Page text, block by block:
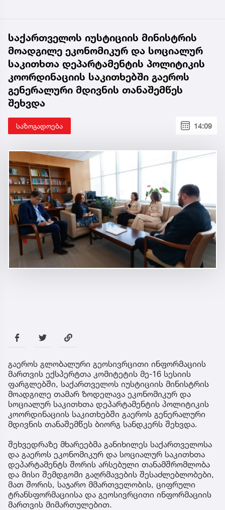
საქართველოს იუსტიციის მინისტრის
მოადგილე ეკონომიკურ და სოციალურ
საკითხთა დეპარტამენტის პოლიტიკის
კოორდინაციის საკითხებში გაეროს
გენერალური მდივნის თანაშემწეს
შეხვდა
საზოგადოება 14:09
გაეროს გლობალური გეოსივრცითი ინფორმაციის
მართვის ექსპერტთა კომიტეტის მე-16 სესიის
ფარგლებში, საქართველოს იუსტიციის მინისტრის
მოადგილე თამარ ზოდელავა ეკონომიკურ და
სოციალურ საკითხთა დეპარტამენტის პოლიტიკის
კოორდინაციის საკითხებში გაეროს გენერალური
მდივნის თანაშემწეს ბიორგ სანდკერს შეხვდა.
შეხვედრაზე მხარეებმა განიხილეს საქართველოსა
და გაეროს ეკონომიკურ და სოციალურ საკითხთა
დეპარტამენტს შორის არსებული თანამშრომლობა
და მისი შემდგომი გაღრმავების შესაძლებლობები,
მათ შორის, საჯარო მმართველობის, ციფრული
ტრანსფორმაციისა და გეოსივრცითი ინფორმაციის
მართვის მიმართულებით.